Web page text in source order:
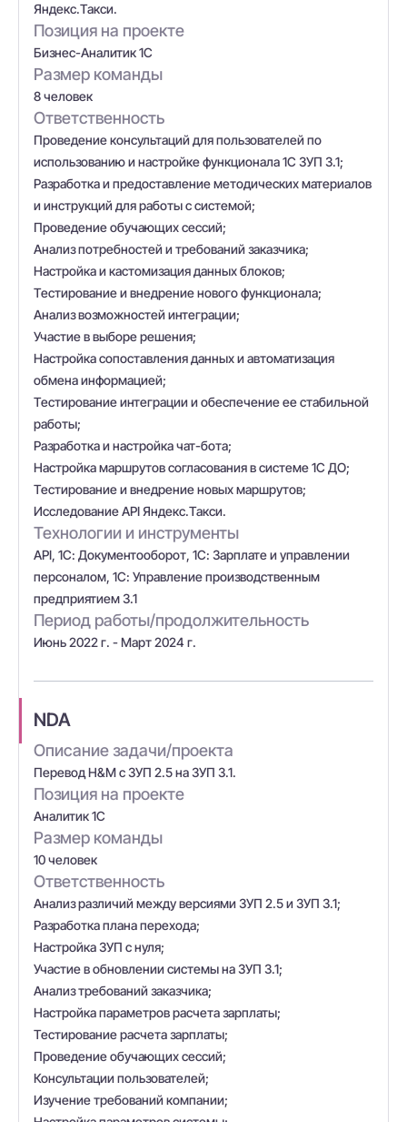
Яндекс.Такси.
Позиция на проекте
Бизнес-Аналитик 1С
Размер команды
8 человек
Ответственность
Проведение консультаций для пользователей по
использованию и настройке функционала 1С ЗУП 3.1;
Разработка и предоставление методических материалов
и инструкций для работы с системой;
Проведение обучающих сессий;
Анализ потребностей и требований заказчика;
Настройка и кастомизация данных блоков;
Тестирование и внедрение нового функционала;
Анализ возможностей интеграции;
Участие в выборе решения;
Настройка сопоставления данных и автоматизация
обмена информацией;
Тестирование интеграции и обеспечение ее стабильной
работы;
Разработка и настройка чат-бота;
Настройка маршрутов согласования в системе 1С ДО;
Тестирование и внедрение новых маршрутов;
Исследование API Яндекс.Такси.
Технологии и инструменты
API, 1С: Документооборот, 1С: Зарплате и управлении
персоналом, 1С: Управление производственным
предприятием 3.1
Период работы/продолжительность
Июнь 2022 г. - Март 2024 г.
NDA
Описание задачи/проекта
Перевод H&M с ЗУП 2.5 на ЗУП 3.1.
Позиция на проекте
Аналитик 1С
Размер команды
10 человек
Ответственность
Анализ различий между версиями ЗУП 2.5 и ЗУП 3.1;
Разработка плана перехода;
Настройка ЗУП с нуля;
Участие в обновлении системы на ЗУП 3.1;
Анализ требований заказчика;
Настройка параметров расчета зарплаты;
Тестирование расчета зарплаты;
Проведение обучающих сессий;
Консультации пользователей;
Изучение требований компании;